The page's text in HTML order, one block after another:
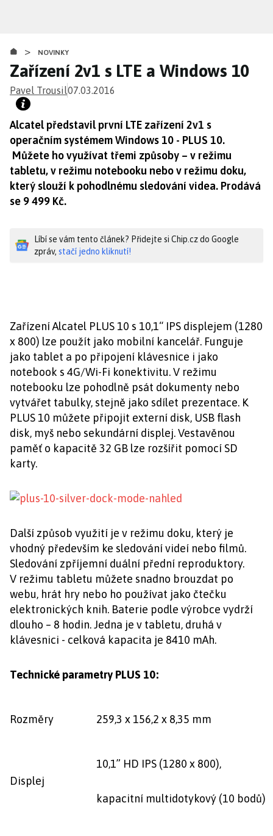
obsahu
> NOVINKY
Zařízení 2v1 s LTE a Windows 10
Pavel Trousil07.03.2016
Alcatel představil první LTE zařízení 2v1 s
operačním systémem Windows 10 - PLUS 10.
Můžete ho využívat třemi způsoby – v režimu
tabletu, v režimu notebooku nebo v režimu doku,
který slouží k pohodlnému sledování videa. Prodává
se 9 499 Kč.
Líbí se vám tento článek? Přidejte si Chip.cz do Google
zpráv, stačí jedno kliknutí!
Zařízení Alcatel PLUS 10 s 10,1“ IPS displejem (1280
x 800) lze použít jako mobilní kancelář. Funguje
jako tablet a po připojení klávesnice i jako
notebook s 4G/Wi-Fi konektivitu. V režimu
notebooku lze pohodlně psát dokumenty nebo
vytvářet tabulky, stejně jako sdílet prezentace. K
PLUS 10 můžete připojit externí disk, USB flash
disk, myš nebo sekundární displej. Vestavěnou
paměť o kapacitě 32 GB lze rozšířit pomocí SD
karty.
Další způsob využití je v režimu doku, který je
vhodný především ke sledování videí nebo filmů.
Sledování zpříjemní duální přední reproduktory.
V režimu tabletu můžete snadno brouzdat po
webu, hrát hry nebo ho používat jako čtečku
elektronických knih. Baterie podle výrobce vydrží
dlouho – 8 hodin. Jedna je v tabletu, druhá v
klávesnici - celková kapacita je 8410 mAh.
Technické parametry PLUS 10:
Rozměry 259,3 x 156,2 x 8,35 mm
Displej
10,1” HD IPS (1280 x 800),
kapacitní multidotykový (10 bodů)